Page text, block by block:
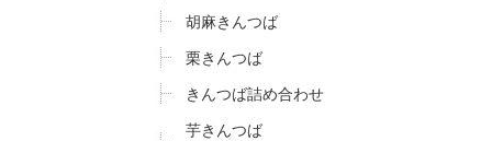
胡麻きんつば
栗きんつば
きんつば詰め合わせ
芋きんつば